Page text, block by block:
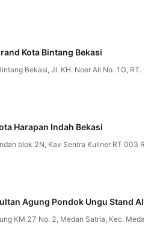
Kota Bintang Bekasi
Bekasi, Jl. KH. Noer Ali No. 1G, RT.
Harapan Indah Bekasi
blok 2N, Kav Sentra Kuliner RT 003
Agung Pondok Ungu Stand
KM 27 No. 2, Medan Satria, Kec.